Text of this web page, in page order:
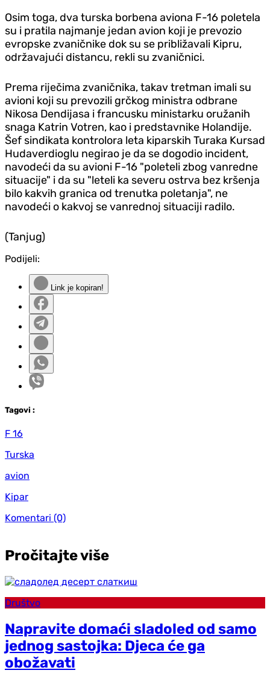
Osim toga, dva turska borbena aviona F-16 poletela
su i pratila najmanje jedan avion koji je prevozio
evropske zvaničnike dok su se približavali Kipru,
održavajući distancu, rekli su zvaničnici.
Prema riječima zvaničnika, takav tretman imali su
avioni koji su prevozili grčkog ministra odbrane
Nikosa Dendijasa i francusku ministarku oružanih
snaga Katrin Votren, kao i predstavnike Holandije.
Šef sindikata kontrolora leta kiparskih Turaka Kursad
Hudaverdioglu negirao je da se dogodio incident,
navodeći da su avioni F-16 "poleteli zbog vanredne
situacije" i da su "leteli ka severu ostrva bez kršenja
bilo kakvih granica od trenutka poletanja", ne
navodeći o kakvoj se vanrednoj situaciji radilo.
(Tanjug)
Podijeli:
Link je kopiran!
Tagovi :
F 16
Turska
avion
Kipar
Komentari (0)
Pročitajte više
Društvo
Napravite domaći sladoled od samo
jednog sastojka: D‌jeca će ga
obožavati